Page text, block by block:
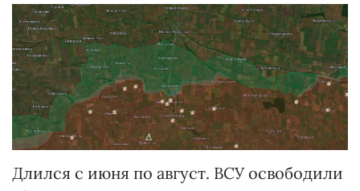
Длился с июня по август. ВСУ освободили